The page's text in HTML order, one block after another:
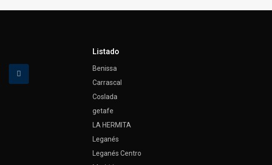
Listado
Benissa
Carrascal
Coslada
getafe
LA HERMITA
Leganés
Leganés Centro